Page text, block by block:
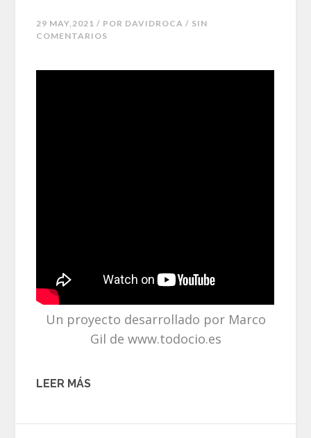
29 MAY,2021 / POR DAVIDROCA / SIN
COMENTARIOS
Un proyecto desarrollado por Marco
Gil de www.todocio.es
LEER MÁS